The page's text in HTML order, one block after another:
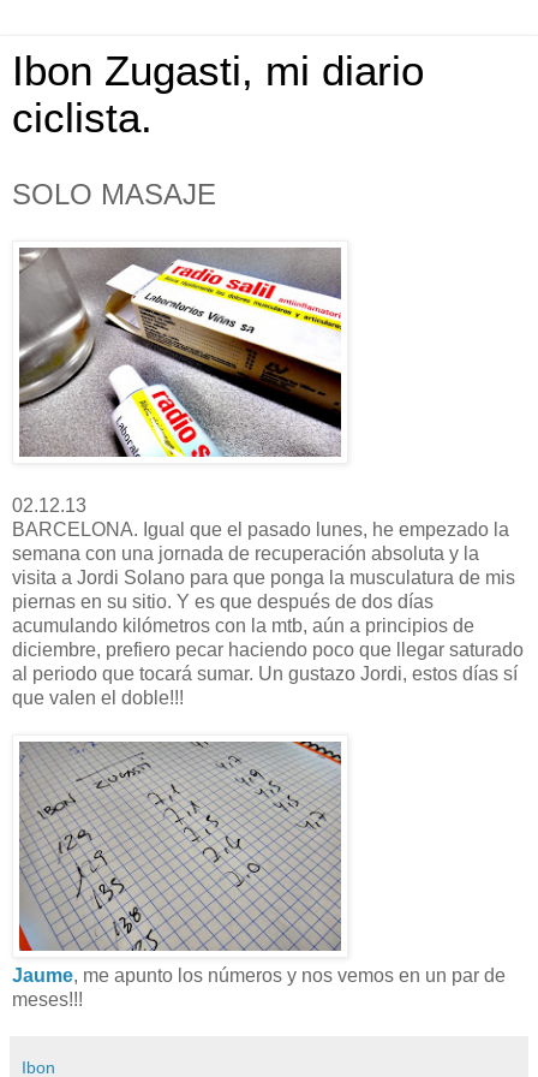
Ibon Zugasti, mi diario
ciclista.
SOLO MASAJE
02.12.13
BARCELONA. Igual que el pasado lunes, he empezado la
semana con una jornada de recuperación absoluta y la
visita a Jordi Solano para que ponga la musculatura de mis
piernas en su sitio. Y es que después de dos días
acumulando kilómetros con la mtb, aún a principios de
diciembre, prefiero pecar haciendo poco que llegar saturado
al periodo que tocará sumar. Un gustazo Jordi, estos días sí
que valen el doble!!!
Jaume, me apunto los números y nos vemos en un par de
meses!!!
Ibon